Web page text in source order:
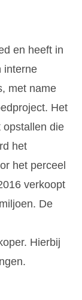
en heeft in
interne
met name
Het
opstallen die
het
het perceel
verkoopt
De
Hierbij